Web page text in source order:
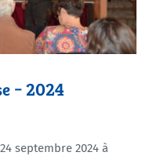
– 2024
septembre 2024 à